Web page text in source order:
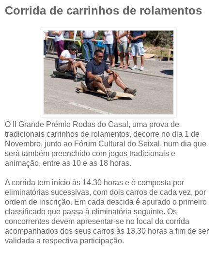
Corrida de carrinhos de rolamentos
O II Grande Prémio Rodas do Casal, uma prova de
tradicionais carrinhos de rolamentos, decorre no dia 1 de
Novembro, junto ao Fórum Cultural do Seixal, num dia que
será também preenchido com jogos tradicionais e
animação, entre as 10 e as 18 horas.
A corrida tem início às 14.30 horas e é composta por
eliminatórias sucessivas, com dois carros de cada vez, por
ordem de inscrição. Em cada descida é apurado o primeiro
classificado que passa à eliminatória seguinte. Os
concorrentes devem apresentar-se no local da corrida
acompanhados dos seus carros às 13.30 horas a fim de ser
validada a respectiva participação.